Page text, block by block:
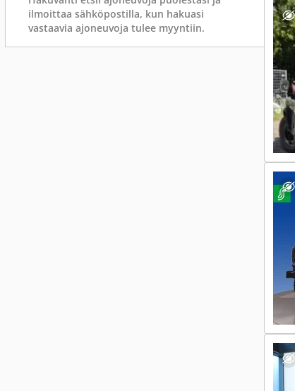
ilmoittaa sähköpostilla, kun hakuasi
vastaavia ajoneuvoja tulee myyntiin.